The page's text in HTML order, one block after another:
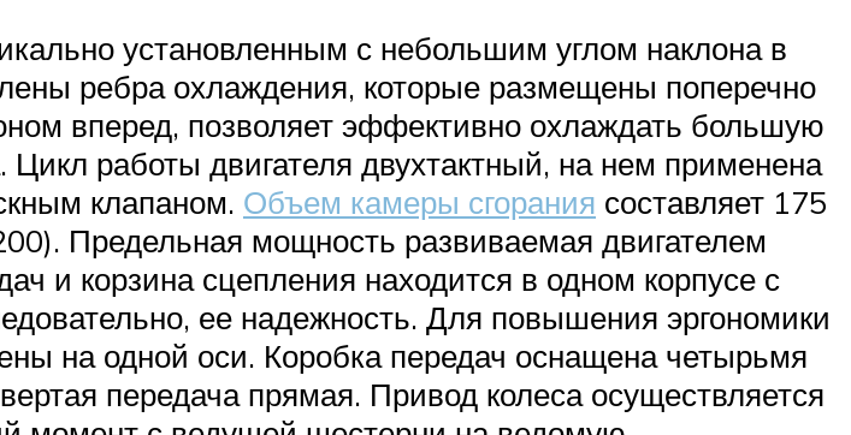
установленным с небольшим углом наклона в
ребра охлаждения, которые размещены поперечно
вперед, позволяет эффективно охлаждать большую
работы двигателя двухтактный, на нем применена
клапаном. Объем камеры сгорания составляет 175
Предельная мощность развиваемая двигателем
и корзина сцепления находится в одном корпусе с
ее надежность. Для повышения эргономики
на одной оси. Коробка передач оснащена четырьмя
передача прямая. Привод колеса осуществляется